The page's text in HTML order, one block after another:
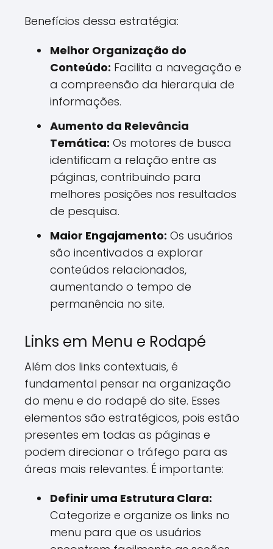
Benefícios dessa estratégia:
Melhor Organização do
Conteúdo: Facilita a navegação e
a compreensão da hierarquia de
informações.
Aumento da Relevância
Temática: Os motores de busca
identificam a relação entre as
páginas, contribuindo para
melhores posições nos resultados
de pesquisa.
Maior Engajamento: Os usuários
são incentivados a explorar
conteúdos relacionados,
aumentando o tempo de
permanência no site.
Links em Menu e Rodapé
Além dos links contextuais, é
fundamental pensar na organização
do menu e do rodapé do site. Esses
elementos são estratégicos, pois estão
presentes em todas as páginas e
podem direcionar o tráfego para as
áreas mais relevantes. É importante:
Definir uma Estrutura Clara:
Categorize e organize os links no
menu para que os usuários